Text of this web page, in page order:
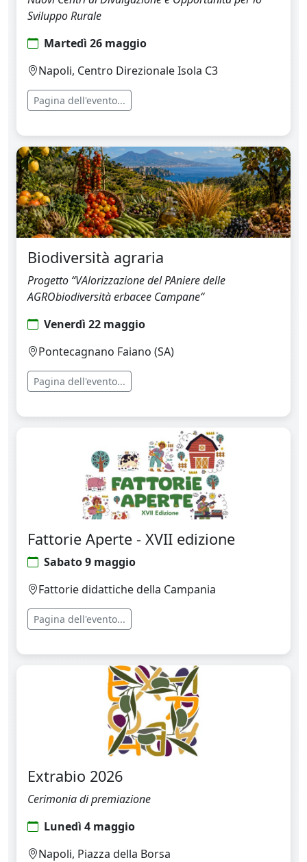
Sviluppo Rurale
Martedì 26 maggio
Napoli, Centro Direzionale Isola C3
Pagina dell'evento...
Biodiversità agraria
Progetto “VAlorizzazione del PAniere delle
AGRObiodiversità erbacee Campane“
Venerdì 22 maggio
Pontecagnano Faiano (SA)
Pagina dell'evento...
Fattorie Aperte - XVII edizione
Sabato 9 maggio
Fattorie didattiche della Campania
Pagina dell'evento...
Extrabio 2026
Cerimonia di premiazione
Lunedì 4 maggio
Napoli, Piazza della Borsa